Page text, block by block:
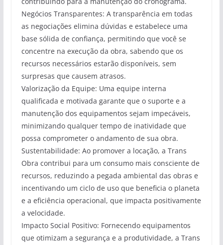
Negócios Transparentes: A transparência em todas
as negociações elimina dúvidas e estabelece uma
base sólida de confiança, permitindo que você se
concentre na execução da obra, sabendo que os
recursos necessários estarão disponíveis, sem
surpresas que causem atrasos.
Valorização da Equipe: Uma equipe interna
qualificada e motivada garante que o suporte e a
manutenção dos equipamentos sejam impecáveis,
minimizando qualquer tempo de inatividade que
possa comprometer o andamento de sua obra.
Sustentabilidade: Ao promover a locação, a Trans
Obra contribui para um consumo mais consciente de
recursos, reduzindo a pegada ambiental das obras e
incentivando um ciclo de uso que beneficia o planeta
e a eficiência operacional, que impacta positivamente
a velocidade.
Impacto Social Positivo: Fornecendo equipamentos
que otimizam a segurança e a produtividade, a Trans